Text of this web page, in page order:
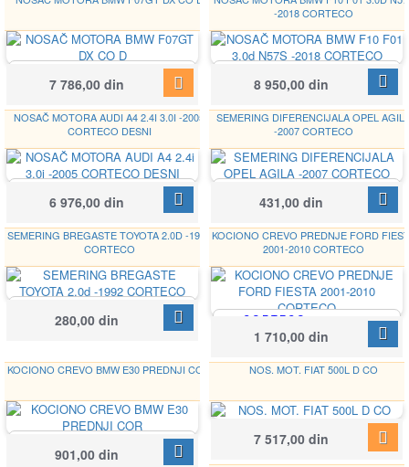
49357919
Google
7 786,00 din
-2018 CORTECO
49357961
8 950,00 din
NOSAČ MOTORA AUDI A4 2.4I 3.0I -2005
CORTECO DESNI
80000010
6 976,00 din
SEMERING DIFERENCIJALA OPEL
-2007 CORTECO
19016627B
Google
431,00 din
SEMERING BREGASTE TOYOTA 2.0D -1992
CORTECO
19016641B
280,00 din
KOCIONO CREVO PREDNJE FORD
2001-2010 CORTECO
CORTECO
19032287
Google
1 710,00 din
KOCIONO CREVO BMW E30 PREDNJI COR
19018507
901,00 din
NOS. MOT. FIAT 500L D CO
49374327
Google
7 517,00 din